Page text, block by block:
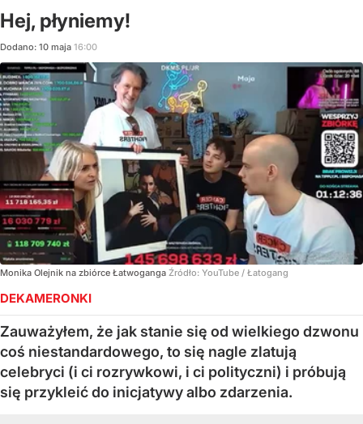
Hej, płyniemy!
Dodano: 10 maja 16:00
Monika Olejnik na zbiórce Łatwoganga Źródło: YouTube / Łatogang
DEKAMERONKI
Zauważyłem, że jak stanie się od wielkiego dzwonu
coś niestandardowego, to się nagle zlatują
celebryci (i ci rozrywkowi, i ci polityczni) i próbują
się przykleić do inicjatywy albo zdarzenia.